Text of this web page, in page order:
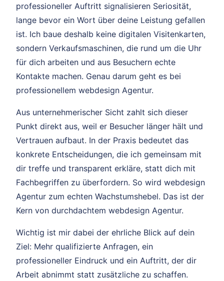
professioneller Auftritt signalisieren Seriosität,
lange bevor ein Wort über deine Leistung gefallen
ist. Ich baue deshalb keine digitalen Visitenkarten,
sondern Verkaufsmaschinen, die rund um die Uhr
für dich arbeiten und aus Besuchern echte
Kontakte machen. Genau darum geht es bei
professionellem webdesign Agentur.
Aus unternehmerischer Sicht zahlt sich dieser
Punkt direkt aus, weil er Besucher länger hält und
Vertrauen aufbaut. In der Praxis bedeutet das
konkrete Entscheidungen, die ich gemeinsam mit
dir treffe und transparent erkläre, statt dich mit
Fachbegriffen zu überfordern. So wird webdesign
Agentur zum echten Wachstumshebel. Das ist der
Kern von durchdachtem webdesign Agentur.
Wichtig ist mir dabei der ehrliche Blick auf dein
Ziel: Mehr qualifizierte Anfragen, ein
professioneller Eindruck und ein Auftritt, der dir
Arbeit abnimmt statt zusätzliche zu schaffen.